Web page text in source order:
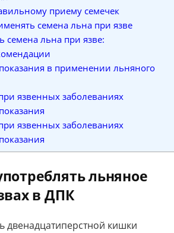
приему семечек
семена льна при язве
семена льна при язве:
в применении льняного
язвенных заболеваниях
язвенных заболеваниях
льняное
в ДПК
двенадцатиперстной кишки